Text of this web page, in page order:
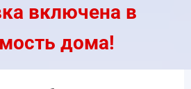
включена в
дома!